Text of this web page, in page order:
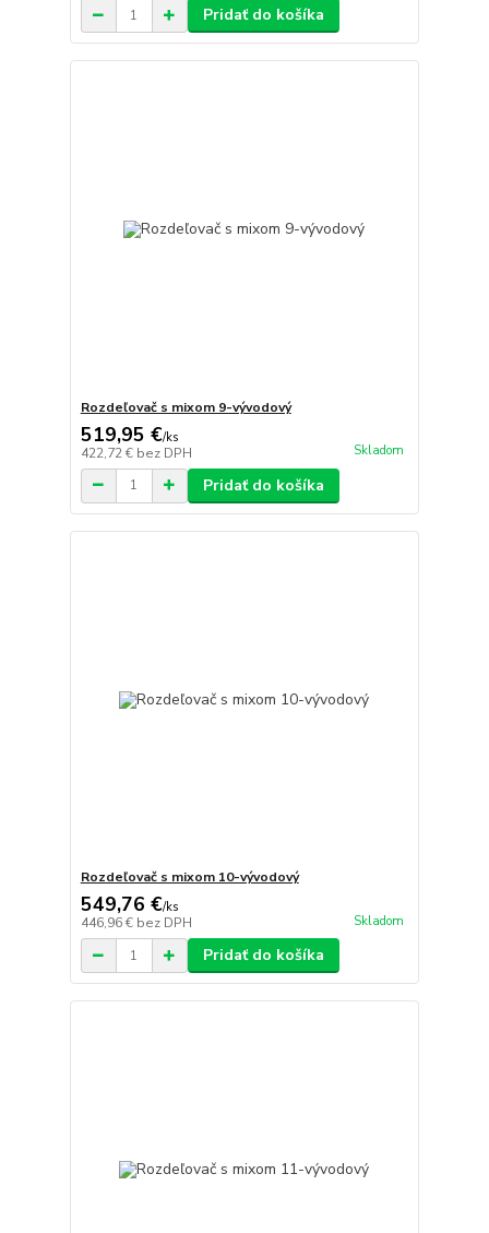
Pridať do košíka
Rozdeľovač s mixom 9-vývodový
519,95 €/ks
422,72 € bez DPH Skladom
Pridať do košíka
Rozdeľovač s mixom 10-vývodový
549,76 €/ks
446,96 € bez DPH Skladom
Pridať do košíka